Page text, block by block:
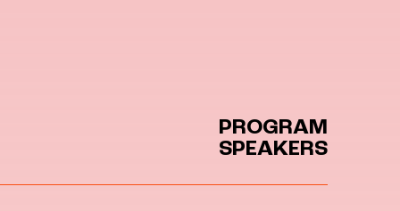
PROGRAM
SPEAKERS